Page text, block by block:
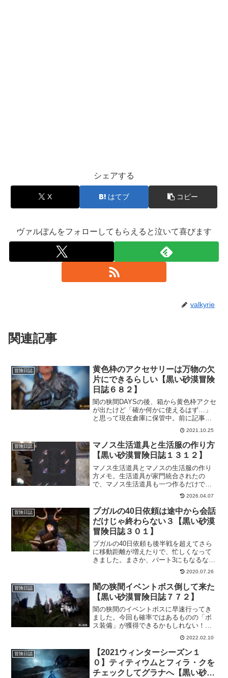
シェアする
X はてブ コピー
ヴァルぽんをフォローしてもらえると泣いて喜びます
valkyrie
関連記事
冒険日誌
黄色枠のアクセサリーは万物の欠
片にできるらしい【黒い砂漠冒険
日誌６８２】
闇の狭間DAYSの後、箱から黄色枠アクセ
が出たけど「確か何かに使えるはず…」
と思って現在倉庫に保管中。前に記事に
したような気がしたので確認したら「万
物の欠片」を作る事が出来るらしい。あ
れだ、黒い亡霊のオーラが作れるアイテ
ム。
2021.10.25
冒険日誌
マノス生活道具と生活服の作り方
【黒い砂漠冒険日誌１３１２】
マノス生活道具とマノスの生活服の作り
方メモ。生活道具が家門統合されたの
で、マノス生活道具も一つ作るだけでよ
くなりました。そう思ったら「作りた
い！」となったので、作れるものだけで
も作っておきたいですね。時間のかかる
ものもありますけど、作り甲斐はありま
す！
2026.04.07
冒険日誌
プガルの40日依頼は途中から会話
だけじゃ終わらない３【黒い砂漠
冒険日誌３０１】
プガルの40日依頼も後半戦を超えてさら
に移動距離が増えたりで、忙しくなって
きました。まさか、パート3にもなるなん
2020.07.26
冒険日誌
闇の狭間イベントボス倒して来た
【黒い砂漠冒険日誌７７２】
闇の狭間のイベントボスに早速行ってき
ました。今回も確率ではあるものの「ボ
ス装備」が獲得できるかもしれない！そ
んなイベントなのでチャレンジだけはし
ておこうかと思います。前回のイベント
では、残念でしたけど今回はどうかな
ー。
2022.02.10
冒険日誌
【2021ウィンターシーズン１
０】ティティウムとフィラ・クを
チェックしてグラナへ【黒い砂漠